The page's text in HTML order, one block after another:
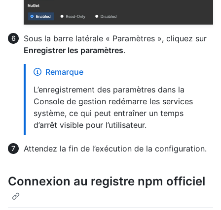
Sous la barre latérale « Paramètres », cliquez sur
Enregistrer les paramètres.
Remarque
L’enregistrement des paramètres dans la
Console de gestion redémarre les services
système, ce qui peut entraîner un temps
d’arrêt visible pour l’utilisateur.
Attendez la fin de l’exécution de la configuration.
Connexion au registre npm officiel